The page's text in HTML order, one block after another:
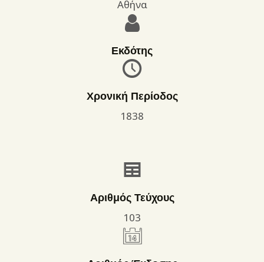
Αθήνα
Εκδότης
Χρονική Περίοδος
1838
Αριθμός Τεύχους
103